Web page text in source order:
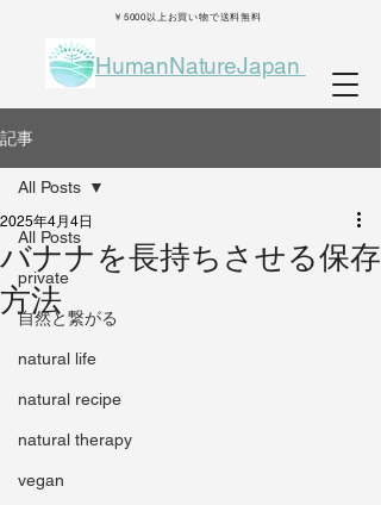
HumanNatureJapan
￥5000以上お買い物で送料無料
記事
All Posts
private
自然と繋がる
natural life
natural recipe
natural therapy
vegan
All Posts
バナナを長持ちさせる保存
方法
2025年4月4日